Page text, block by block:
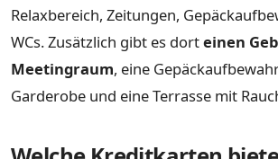
Relaxbereich, Zeitungen,
WCs. Zusätzlich gibt es dorteinen
Meetingraum, eine
Garderobe und eine Terrasse mit